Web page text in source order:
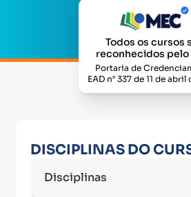
Todos os cursos
reconhecidos pelo
Portaria de
EAD n° 337 de 11 de abril
DISCIPLINAS DO
Disciplinas